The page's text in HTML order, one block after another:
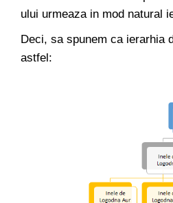
ului urmeaza in mod natural
Deci, sa spunem ca ierarhia
astfel: